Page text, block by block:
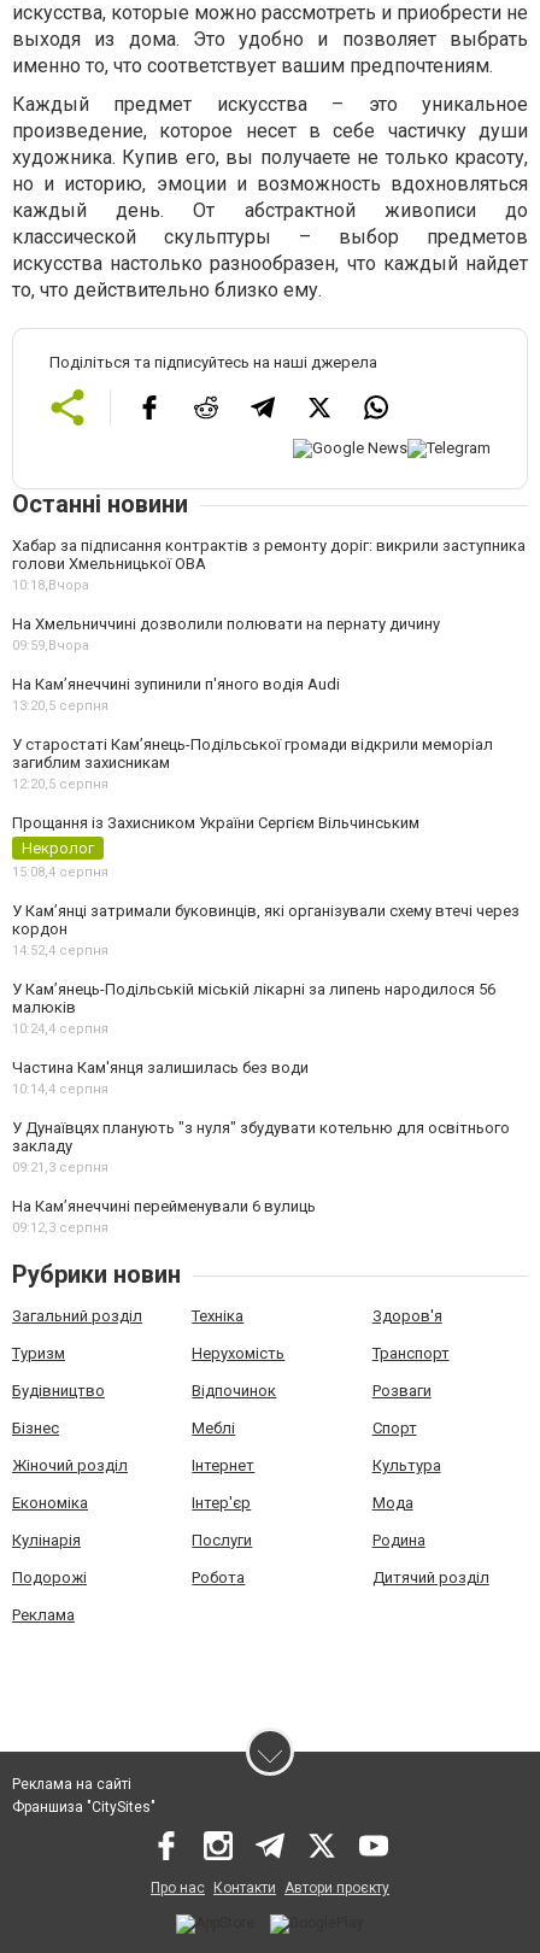
искусства, которые можно рассмотреть и приобрести не
выходя из дома. Это удобно и позволяет выбрать
именно то, что соответствует вашим предпочтениям.
Каждый предмет искусства – это уникальное
произведение, которое несет в себе частичку души
художника. Купив его, вы получаете не только красоту,
но и историю, эмоции и возможность вдохновляться
каждый день. От абстрактной живописи до
классической скульптуры – выбор предметов
искусства настолько разнообразен, что каждый найдет
то, что действительно близко ему.
Поділіться та підписуйтесь на наші джерела
Останні новини
Хабар за підписання контрактів з ремонту доріг: викрили заступника
голови Хмельницької ОВА
10:18,Вчора
На Хмельниччині дозволили полювати на пернату дичину
09:59,Вчора
На Камʼянеччині зупинили п'яного водія Audi
13:20,5 серпня
У старостаті Кам’янець-Подільської громади відкрили меморіал
загиблим захисникам
12:20,5 серпня
Прощання із Захисником України Сергієм Вільчинським
Некролог
15:08,4 серпня
У Кам’янці затримали буковинців, які організували схему втечі через
кордон
14:52,4 серпня
У Кам’янець-Подільській міській лікарні за липень народилося 56
малюків
10:24,4 серпня
Частина Кам'янця залишилась без води
10:14,4 серпня
У Дунаївцях планують "з нуля" збудувати котельню для освітнього
закладу
09:21,3 серпня
На Камʼянеччині перейменували 6 вулиць
09:12,3 серпня
Рубрики новин
Загальний розділ Техніка Здоров'я
Туризм Нерухомість Транспорт
Будівництво Відпочинок Розваги
Бізнес Меблі Спорт
Жіночий розділ Інтернет Культура
Економіка Інтер'єр Мода
Кулінарія Послуги Родина
Подорожі Робота Дитячий розділ
Реклама
Реклама на сайті
Франшиза "CitySites"
Про нас Контакти Автори проєкту